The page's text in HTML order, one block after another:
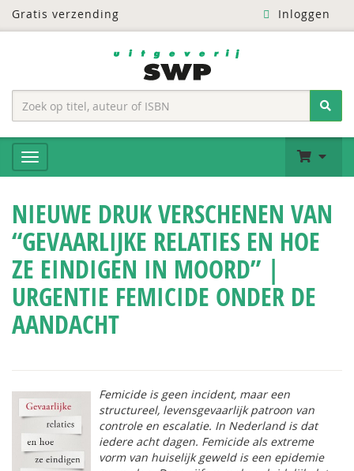
Gratis verzending Inloggen
NIEUWE DRUK VERSCHENEN VAN
“GEVAARLIJKE RELATIES EN HOE
ZE EINDIGEN IN MOORD” |
URGENTIE FEMICIDE ONDER DE
AANDACHT
Femicide is geen incident, maar een
structureel, levensgevaarlijk patroon van
controle en escalatie. In Nederland is dat
iedere acht dagen. Femicide als extreme
vorm van huiselijk geweld is een epidemie